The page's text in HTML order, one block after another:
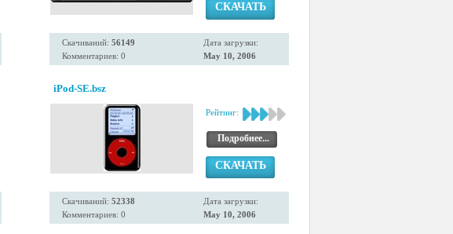
СКАЧАТЬ
Скачиваний: 56149
Комментариев: 0
Дата загрузки:
May 10, 2006
iPod-SE.bsz
Рейтинг:
Подробнее...
СКАЧАТЬ
Скачиваний: 52338
Комментариев: 0
Дата загрузки:
May 10, 2006